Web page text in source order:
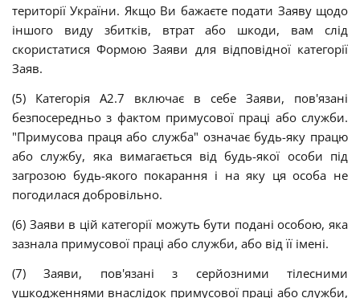
території України. Якщо Ви бажаєте подати Заяву щодо
іншого виду збитків, втрат або шкоди, вам слід
скористатися Формою Заяви для відповідної категорії
Заяв.
(5) Категорія А2.7 включає в себе Заяви, пов'язані
безпосередньо з фактом примусової праці або служби.
"Примусова праця або служба" означає будь-яку працю
або службу, яка вимагається від будь-якої особи під
загрозою будь-якого покарання і на яку ця особа не
погодилася добровільно.
(6) Заяви в цій категорії можуть бути подані особою, яка
зазнала примусової праці або служби, або від її імені.
(7) Заяви, пов'язані з серйозними тілесними
ушкодженнями внаслідок примусової праці або служби,